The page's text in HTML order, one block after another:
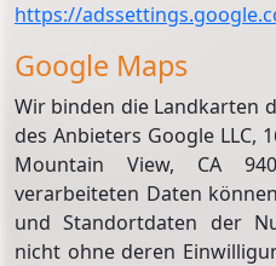
https://
Google Maps
Wir binden die Landkarten
des Anbieters Google LLC,
Mountain View, CA
verarbeiteten Daten
und Standortdaten der
nicht ohne deren